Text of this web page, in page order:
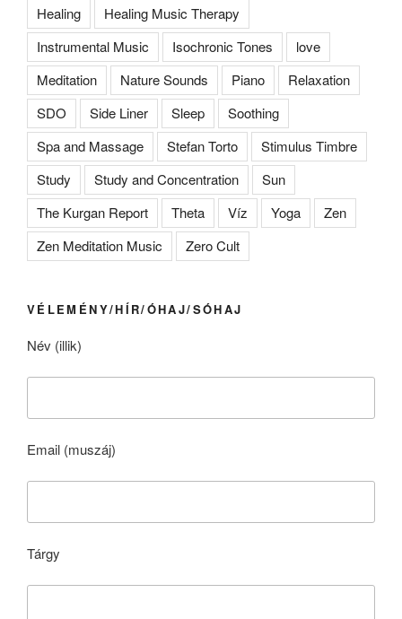
Healing
Healing Music Therapy
Instrumental Music
Isochronic Tones
love
Meditation
Nature Sounds Piano
Relaxation
SDO
Side Liner Sleep
Soothing
Spa and Massage
Stefan Torto
Stimulus Timbre
Study
Study and Concentration
Sun
The Kurgan Report
Theta Víz Yoga
Zen
Zen Meditation Music
Zero Cult
VÉLEMÉNY/HÍR/ÓHAJ/SÓHAJ
Név (illik)
Email (muszáj)
Tárgy